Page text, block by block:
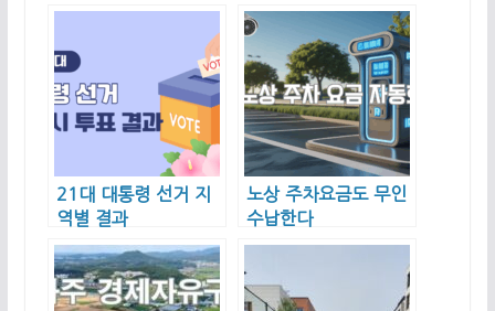
21대 대통령 선거 지
역별 결과
노상 주차요금도 무인
수납한다